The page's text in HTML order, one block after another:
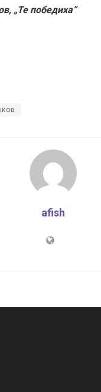
„Те победиха”
afish